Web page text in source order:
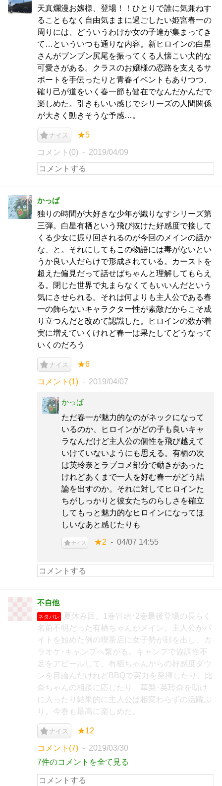
天真爛漫お嬢様、登場！！ひとりで誰に気兼ねす
ることもなく自由気ままに過ごしたい姫宮春一の
周りには、どういうわけか女の子達が集まってき
て…といういつも通りな内容。新ヒロインの白星
さんがブンブン尻尾を振ってくる人懐こい犬的な
可愛さがある。クラスのお嬢様の恋路を支えるサ
ポートを手伝ったりと青春イベントもありつつ、
確り己が道をいく春一節も健在でなんだかんだで
楽しめた。引きもいい感じでシリーズの人間関係
が大きく動きそうな予感…。
ナイス ★5
コメント(0) 2019/04/09
かっぱ
独りの時間が大好きな少年が織りなすシリーズ第
三弾。白星有栖という飛び抜けた好感度で接して
くる少女に振り回されるのが今回のメインの話か
な、と。それにしてもこの物語には毒がないとい
うか良い人だらけで形成されている。カーストを
超えた偏見だって話せばちゃんと理解してもらえ
る。閉じた世界で丸まらなくてもいいんだという
気にさせられる。それは何よりも主人公である春
一の飾らないキャラクター性が素敵だからこそ成
り立つんだと改めて認識した。ヒロインの数が着
実に増えていくけれど春一は果たしてどうなって
いくのだろう
ナイス ★6
コメント(1) 2019/04/07
かっぱ
ただ春一が魅力的なのがネックになって
いるのか、ヒロインがどの子も良いキャ
ラなんだけど主人公の個性を飛び越えて
いけていないようにも思える。有栖の次
は英玲奈とラブコメ部分で動きがあった
けれどあくまで一人を好む春一がどう結
論を出すのか。それに対してヒロインた
ちがしっかりと彼女たちのらしさを確立
してもっと魅力的なヒロインになってほ
しいなあと感じたりも
ナイス ★2 04/07 14:55
不自他
ネタバレ
夏休み回。1巻冒頭･2巻最後登場の長らく
名前不明だった有栖ちゃんがメイン。主人公がバ
イトを始めた例の喫茶店に女子勢が顔を出し、カ
ラオケ･キャンプへ繋がる。キャンプで協調性不
足をアピールして、有栖ちゃんからの好感度ダウ
ンを目論んだけれどBBQで実力を発揮したり、比
奈ちゃんの相談に応じたり、華梨･英玲奈を助け
に入ったり結果的に主人公は相変わらずの活躍ぶ
り。今巻も最高に楽しめた。
ナイス ★12
コメント(7)
2019/03/30
7件のコメントを全て見る